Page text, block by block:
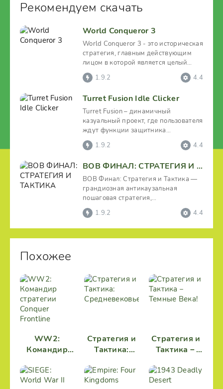
Рекомендуем скачать
World Conqueror 3
World Conqueror 3 - это историческая
стратегия, главным действующим
лицом в которой является целый
мир. Пользователю
1.9.2 4.4
Turret Fusion Idle Clicker
Turret Fusion – динамичный
казуальный проект, где пользователя
ждут функции защитника
оборонительных сооружений от атак
1.9.2 4.4
ВОВ ФИНАЛ: СТРАТЕГИЯ И ТАКТИКА
ВОВ Финал: Стратегия и Тактика —
грандиозная антикаузальная
пошаговая стратегия,
продолжающая популярную серию
игр о1.9.2 4.4
Похожее
WW2:
Командир
Conquer
Frontline
Стратегия и
Тактика:
Стратегия и
Тактика－
Века!